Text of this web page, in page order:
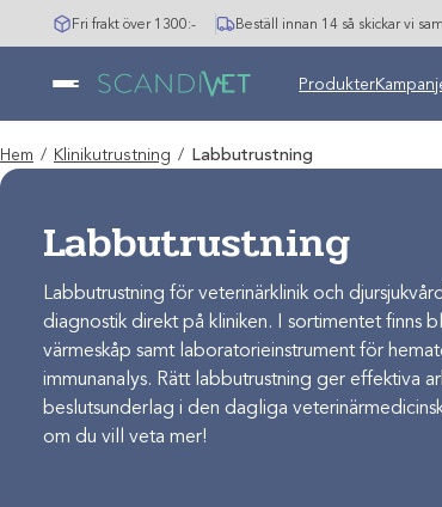
Hoppa
till
Fri frakt över 1300:- Beställ innan 14 så skickar vi
Produkter
Hem / Klinikutrustning / Labbutrustning
Labbutrustning
Labbutrustning för veterinärklinik och
diagnostik direkt på kliniken. I sortimentet finns
värmeskåp samt laboratorieinstrument för
immunanalys. Rätt labbutrustning ger effektiva
beslutsunderlag i den dagliga
om du vill veta mer!